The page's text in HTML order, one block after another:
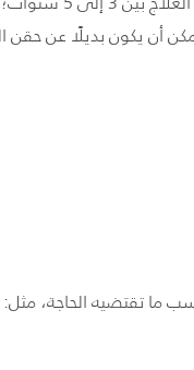
أن يكون بديلًا عن حقن
ما تقتضيه الحاجة، مثل: